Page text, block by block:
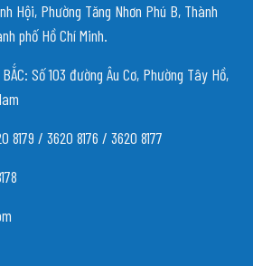
Hội, Phường Tăng Nhơn Phú B, Thành
phố Hồ Chí Minh.
Số 103 đường Âu Cơ, Phường Tây Hồ,
8179 / 3620 8176 / 3620 8177